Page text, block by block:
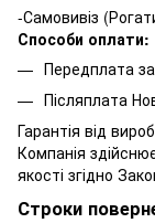
-Самовивіз
Способи оплати:
Передплата
Післяплата
Гарантія від
Компанія
якості згідно
Строки